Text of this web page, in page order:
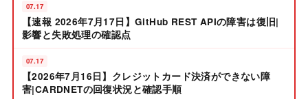
07.17
【速報 2026年7月17日】GitHub REST APIの障害は復旧|
影響と失敗処理の確認点
07.17
【2026年7月16日】クレジットカード決済ができない障
害|CARDNETの回復状況と確認手順